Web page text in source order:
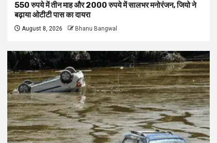
550 रुपये में तीन माह और 2000 रुपये में सालभर मनोरंजन, जियो ने
बढ़ाया ओटीटी पास का दायरा
August 8, 2026 Bhanu Bangwal